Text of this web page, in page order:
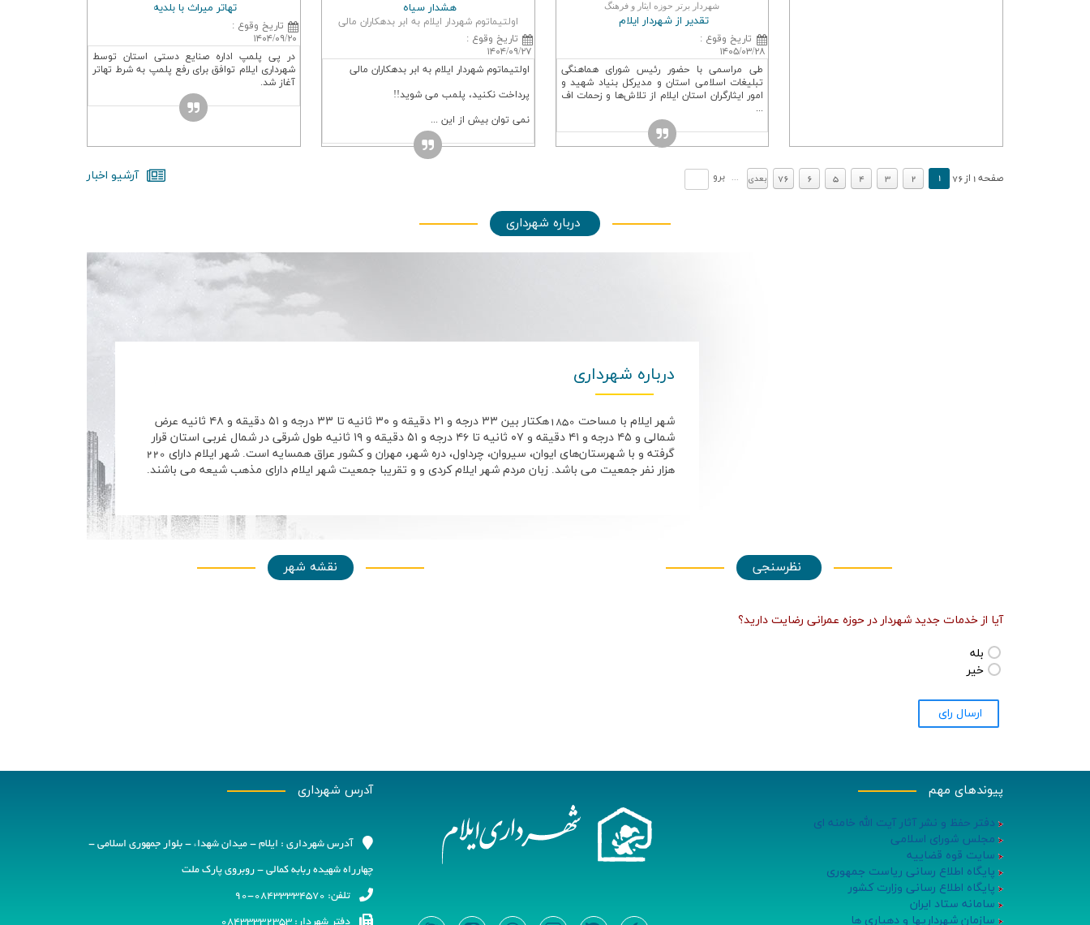
شهردار برتر حوزه ایثار و فرهنگ
تقدیر از شهردار ایلام
تاريخ وقوع :
۱۴۰۵/۰۳/۲۸
طی مراسمی با حضور رئیس شورای هماهنگی
تبلیغات اسلامی استان و مدیرکل بنیاد شهید و
امور ایثارگران استان ایلام از تلاش‌ها و زحمات اف
...
هشدار سیاه
اولتیماتوم شهردار ایلام به ابر بدهکاران مالی
تاريخ وقوع :
۱۴۰۴/۰۹/۲۷
اولتیماتوم شهردار ایلام به ابر بدهکاران مالی
پرداخت نکنید، پلمب می شوید!!
نمی توان بیش از این ...
تهاتر میراث با بلدیه
تاريخ وقوع :
۱۴۰۴/۰۹/۲۰
در پی پلمپ اداره صنایع دستی استان توسط
شهرداری ایلام توافق برای رفع پلمپ به شرط تهاتر
آغاز شد.
صفحه1 از 76
1
2
3
4
5
6
... 76 بعدي برو آرشيو اخبار
درباره شهرداری
درباره شهرداری
شهر ایلام با مساحت 1850هکتار بین ۳۳ درجه و ۲۱ دقیقه و ۳۰ ثانیه تا ۳۳ درجه و ۵۱ دقیقه و ۴۸ ثانیه عرض
شمالی و ۴۵ درجه و ۴۱ دقیقه و ۰۷ ثانیه تا ۴۶ درجه و ۵۱ دقیقه و ۱۹ ثانیه طول شرقی در شمال غربی استان قرار
گرفته و با شهرستان‌های ایوان، سیروان، چرداول، دره شهر، مهران و کشور عراق همسایه است. شهر ایلام دارای 220
هزار نفر جمعیت می باشد. زبان مردم شهر ایلام کردی و و تقریبا جمعیت شهر ایلام دارای مذهب شیعه می باشند.
نظرسنجی
آیا از خدمات جدید شهردار در حوزه عمرانی رضایت دارید؟
بله
خیر
ارسال راي
نقشه شهر
پیوندهای مهم
دفتر حفظ و نشر آثار آیت الله خامنه ای
مجلس شورای اسلامی
سایت قوه قضاییه
پایگاه اطلاع رسانی ریاست جمهوری
پایگاه اطلاع رسانی وزارت کشور
سامانه ستاد ایران
سازمان شهرداریها و دهیاری ها
آدرس شهرداری
آدرس شهرداری : ايلام - ميدان شهداء - بلوار جمهوري اسلامي -
چهارراه شهیده ربابه كمالي - روبروي پارك ملت
تلفن: 08433334570-90
دفتر شهردار: 08433332353